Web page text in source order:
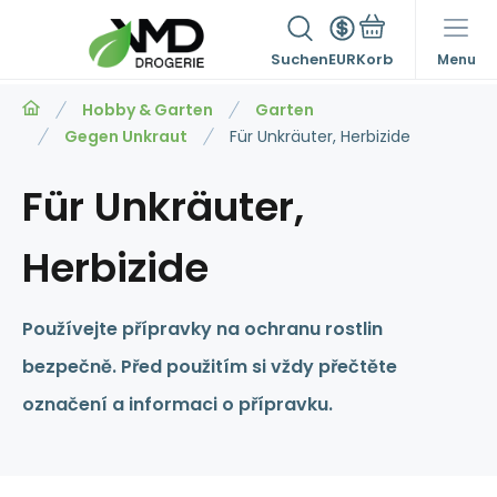
SuchenEUR Menu
Hobby & Garten
Garten
Gegen Unkraut
Für Unkräuter, Herbizide
Für Unkräuter,
Herbizide
Používejte přípravky na ochranu rostlin
bezpečně. Před použitím si vždy přečtěte
označení a informaci o přípravku.